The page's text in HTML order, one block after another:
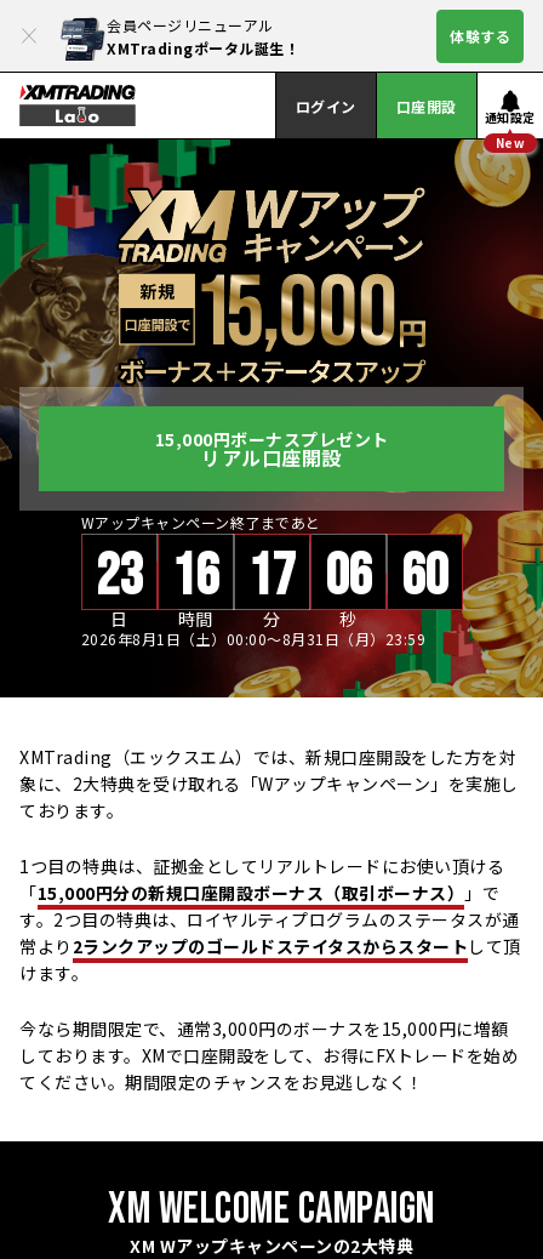
会員ページリニューアル
XMTradingポータル誕生！
体験する
ログイン 口座開設
通知設定
New
15,000円ボーナスプレゼント
リアル口座開設
Wアップキャンペーン終了まであと
23
日
16
時間
17
分
06
秒
08
2026年8月1日（土）00:00～8月31日（月）23:59
XMTrading（エックスエム）では、新規口座開設をした方を対
象に、2大特典を受け取れる「Wアップキャンペーン」を実施し
ております。
1つ目の特典は、証拠金としてリアルトレードにお使い頂ける
「15,000円分の新規口座開設ボーナス（取引ボーナス）
」で
す。2つ目の特典は、ロイヤルティプログラムのステータスが通
常より 2ランクアップのゴールドステイタスからスタート して頂
けます。
今なら期間限定で、通常3,000円のボーナスを15,000円に増額
しております。XMで口座開設をして、お得にFXトレードを始め
てください。期間限定のチャンスをお見逃しなく！
XM WELCOME CAMPAIGN
XM Wアップキャンペーンの2大特典